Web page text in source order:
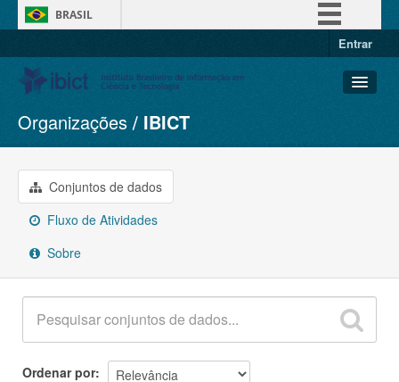
BRASIL
Entrar
Conjuntos de dados
Organizações
Grupos
Sobre
Organizações IBICT
Conjuntos de dados
Fluxo de Atividades
Sobre
Ordenar por